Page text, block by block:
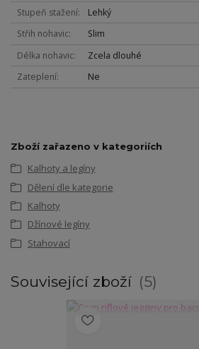
Stupeň stažení
Lehký
Střih nohavic
Slim
Délka nohavic
Zcela dlouhé
Zateplení
Ne
Zboží zařazeno v kategoriích
Kalhoty a legíny
Dělení dle kategorie
Kalhoty
Džínové legíny
Stahovací
Související zboží 5